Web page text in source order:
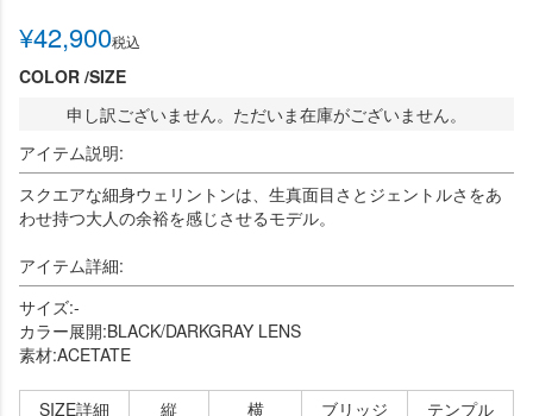
¥42,900税込
COLOR SIZE
申し訳ございません。ただいま在庫がございません。
アイテム説明:
スクエアな細身ウェリントンは、生真面目さとジェントルさをあ
わせ持つ大人の余裕を感じさせるモデル。
アイテム詳細:
サイズ:-
カラー展開:BLACK/DARKGRAY LENS
素材:ACETATE
SIZE詳細 縦 横 ブリッジ テンプル